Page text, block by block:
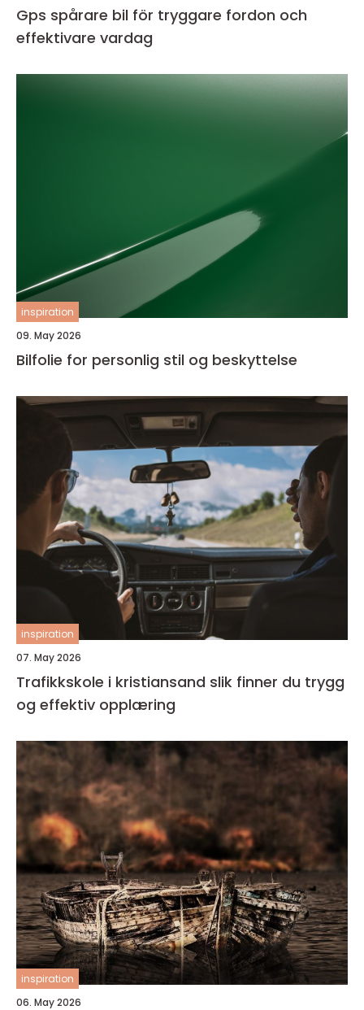
Gps spårare bil för tryggare fordon och
effektivare vardag
inspiration
09. May 2026
Bilfolie for personlig stil og beskyttelse
inspiration
07. May 2026
Trafikkskole i kristiansand slik finner du trygg
og effektiv opplæring
inspiration
06. May 2026